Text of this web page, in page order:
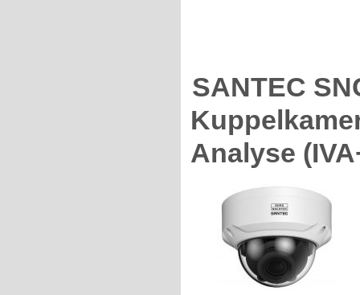
SANTEC
Analyse